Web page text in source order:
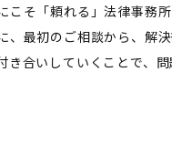
そ「頼れる」法律事務
最初のご相談から、解
合いしていくことで、